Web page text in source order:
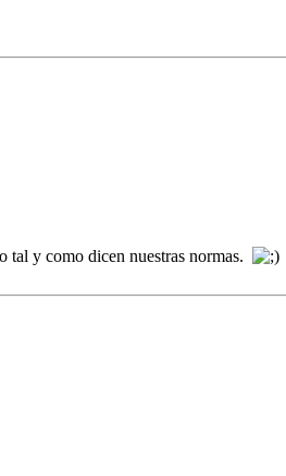
tal y como dicen nuestras normas.